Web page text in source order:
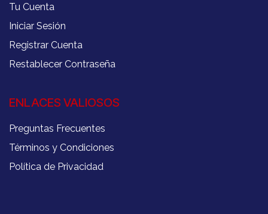
Tu Cuenta
Iniciar Sesión
Registrar Cuenta
Restablecer Contraseña
ENLACES VALIOSOS
Preguntas Frecuentes
Términos y Condiciones
Política de Privacidad